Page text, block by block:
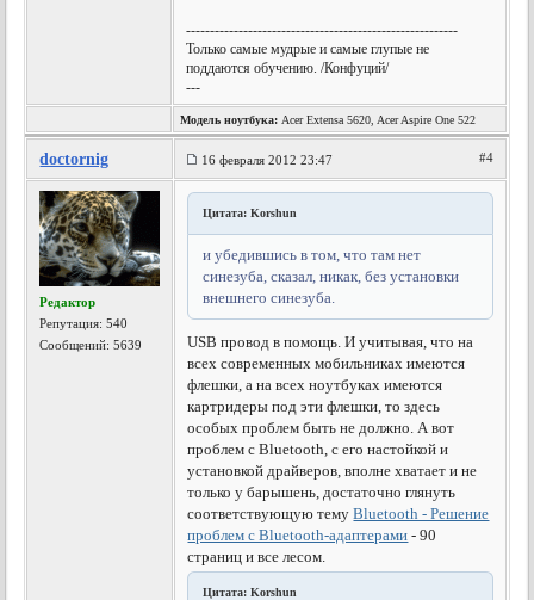
---------------------------------------------------------
Только самые мудрые и самые глупые не
поддаются обучению. /Конфуций/
---
Модель ноутбука: Acer Extensa 5620, Acer Aspire One 522
doctornig 16 февраля 2012 23:47 #4
Редактор
Репутация:540
Сообщений: 5639
Цитата: Korshun
и убедившись в том, что там нет
синезуба, сказал, никак, без установки
внешнего синезуба.
USB провод в помощь. И учитывая, что на
всех современных мобильниках имеются
флешки, а на всех ноутбуках имеются
картридеры под эти флешки, то здесь
особых проблем быть не должно. А вот
проблем с Bluetooth, с его настойкой и
установкой драйверов, вполне хватает и не
только у барышень, достаточно глянуть
соответствующую темуBluetooth - Решение
проблем с Bluetooth-адаптерами - 90
страниц и все лесом.
Цитата: Korshun